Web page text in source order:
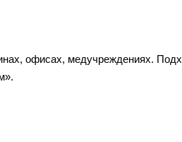
офисах, медучреждениях.